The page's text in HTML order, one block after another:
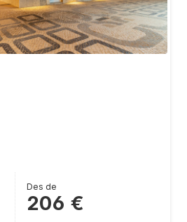
Des de
206 €